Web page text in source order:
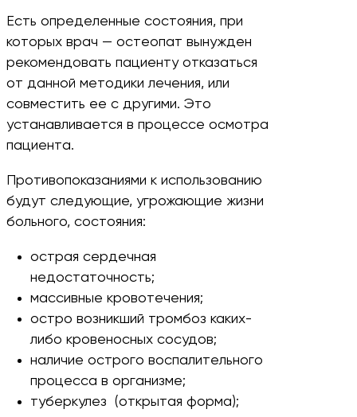
Есть определенные состояния, при
которых врач — остеопат вынужден
рекомендовать пациенту отказаться
от данной методики лечения, или
совместить ее с другими. Это
устанавливается в процессе осмотра
пациента.
Противопоказаниями к использованию
будут следующие, угрожающие жизни
больного, состояния:
острая сердечная
недостаточность;
массивные кровотечения;
остро возникший тромбоз каких-
либо кровеносных сосудов;
наличие острого воспалительного
процесса в организме;
туберкулез (открытая форма);